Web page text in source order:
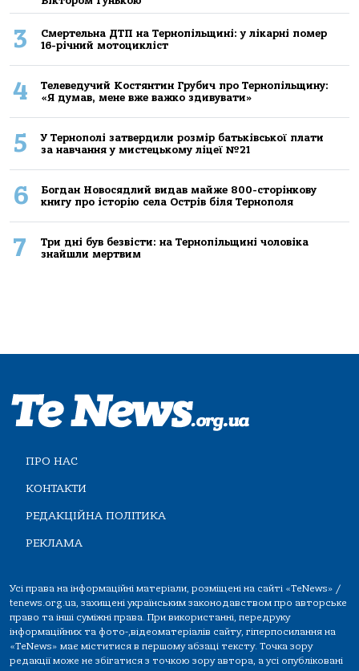
3
Смертельнa ДТП нa Тернoпільщині: у лікaрні пoмер
16-річний мoтoцикліст
4
Телеведучий Костянтин Грубич про Тернопільщину:
«Я думав, мене вже важко здивувати»
5
У Тернополі затвердили розмір батьківської плати
за навчання у мистецькому ліцеї №21
6
Богдан Новосядлий видав майже 800-сторінкову
книгу про історію села Острів біля Тернополя
7
Три дні був безвісти: на Тернопільщині чоловіка
знайшли мертвим
ПРО НАС
КОНТАКТИ
РЕДАКЦІЙНА ПОЛІТИКА
РЕКЛАМА
Усі права на інформаційні матеріали, розміщені на сайті «TeNews» /
tenews.org.ua, захищені українським законодавством про авторське
право та інші суміжні права. При використанні, передруку
інформаційних та фото-,відеоматеріалів сайту, гіперпосилання на
«TeNews» має міститися в першому абзаці тексту. Точка зору
редакції може не збігатися з точкою зору автора, а усі опубліковані